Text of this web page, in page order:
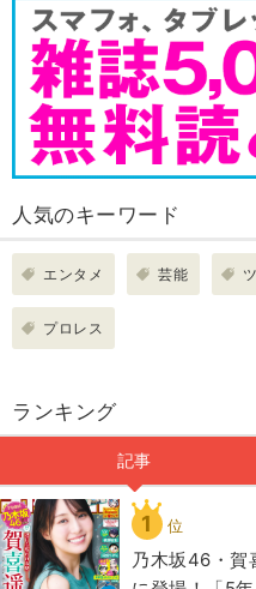
人気のキーワード
エンタメ 芸能
プロレス
ランキング
記事
1 位
乃木坂46・賀